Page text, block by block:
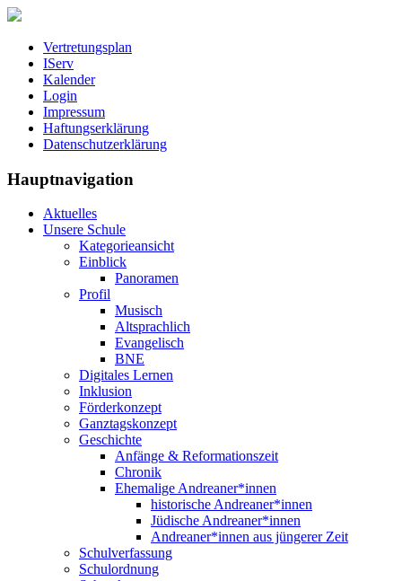
Vertretungsplan
IServ
Kalender
Login
Impressum
Haftungserklärung
Datenschutzerklärung
Hauptnavigation
Aktuelles
Unsere Schule
Kategorieansicht
Einblick
Panoramen
Profil
Musisch
Altsprachlich
Evangelisch
BNE
Digitales Lernen
Inklusion
Förderkonzept
Ganztagskonzept
Geschichte
Anfänge & Reformationszeit
Chronik
Ehemalige Andreaner*innen
historische Andreaner*innen
Jüdische Andreaner*innen
Andreaner*innen aus jüngerer Zeit
Schulverfassung
Schulordnung